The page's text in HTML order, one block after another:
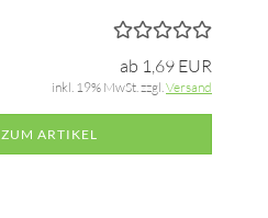
ab 1,69 EUR
inkl. 19% MwSt. zzgl.Versand
ZUM ARTIKEL